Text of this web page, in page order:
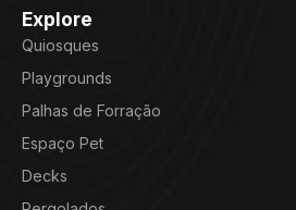
Explore
Quiosques
Playgrounds
Palhas de Forração
Espaço Pet
Decks